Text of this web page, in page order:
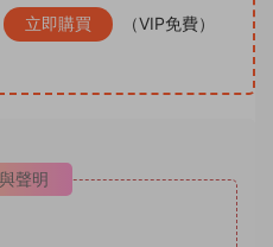
立即購買
（VIP免費）
聲明